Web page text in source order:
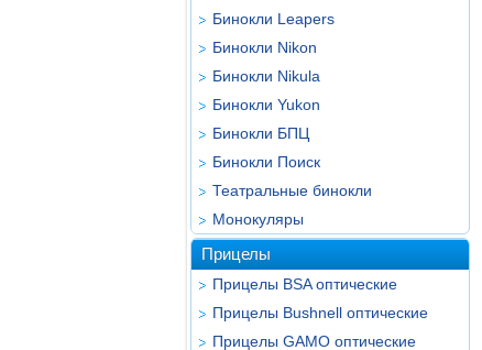
Бинокли Leapers
Бинокли Nikon
Бинокли Nikula
Бинокли Yukon
Бинокли БПЦ
Бинокли Поиск
Театральные бинокли
Монокуляры
Прицелы
Прицелы BSA оптические
Прицелы Bushnell оптические
Прицелы GAMO оптические